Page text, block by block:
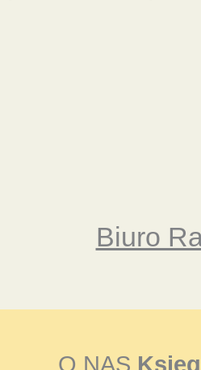
Biuro
O NAS